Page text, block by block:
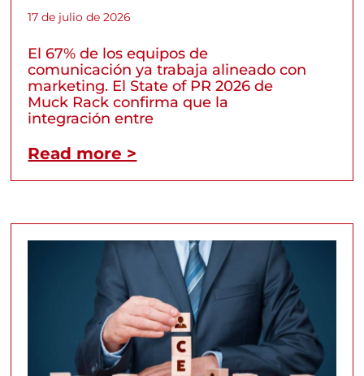
17 de julio de 2026
El 67% de los equipos de
comunicación ya trabaja alineado con
marketing. El State of PR 2026 de
Muck Rack confirma que la
integración entre
Read more >